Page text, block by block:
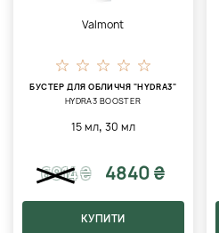
Valmont
БУСТЕР ДЛЯ ОБЛИЧЧЯ "HYDRA3"
HYDRA3 BOOSTER
15 мл, 30 мл
6914₴ 4840 ₴
КУПИТИ